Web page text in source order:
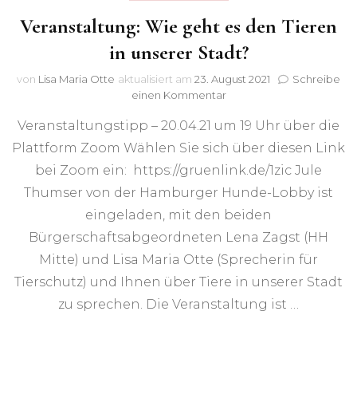
Veranstaltung: Wie geht es den Tieren
in unserer Stadt?
von Lisa Maria Otte aktualisiert am 23. August 2021
Schreibe
einen Kommentarzu
Wie
geht
den
Tieren
unserer
Stadt?
Veranstaltungstipp – 20.04.21 um 19 Uhr über die
Plattform Zoom Wählen Sie sich über diesen Link
bei Zoom ein: https://gruenlink.de/1zic Jule
Thumser von der Hamburger Hunde-Lobby ist
eingeladen, mit den beiden
Bürgerschaftsabgeordneten Lena Zagst (HH
Mitte) und Lisa Maria Otte (Sprecherin für
Tierschutz) und Ihnen über Tiere in unserer Stadt
zu sprechen. Die Veranstaltung ist …